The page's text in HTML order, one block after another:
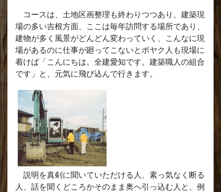
コースは、土地区画整理も終わりつつあり、建築現
場の多い吉根方面、ここは毎年訪問する場所であり、
建物が多く風景がどんどん変わっていく、こんなに現
場があるのに仕事が廻ってこないとボヤク人も現場に
着けば「こんにちは。全建愛知です。建築職人の組合
です」と、元気に飛び込んで行きます。
説明を真剣に聞いていただける人、素っ気なく断る
人、話を聞くどころかそのまま奥へ引っ込む人と、例